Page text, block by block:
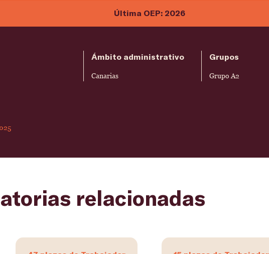
Última OEP: 2026
Ámbito administrativo
Canarias
Grupos
Grupo A2
relacionadas